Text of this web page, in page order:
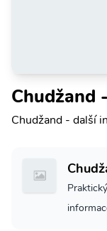
Chudžand
Chudžand - další